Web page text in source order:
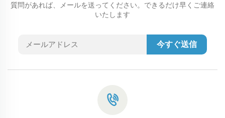
質問があれば、メールを送ってください。できるだけ早くご連絡
いたします
今すぐ送信